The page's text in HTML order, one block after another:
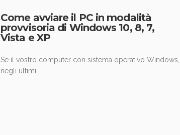
Come avviare il PC in modalità
provvisoria di Windows 10, 8, 7,
Vista e XP
Se il vostro computer con sistema operativo Windows,
negli ultimi...